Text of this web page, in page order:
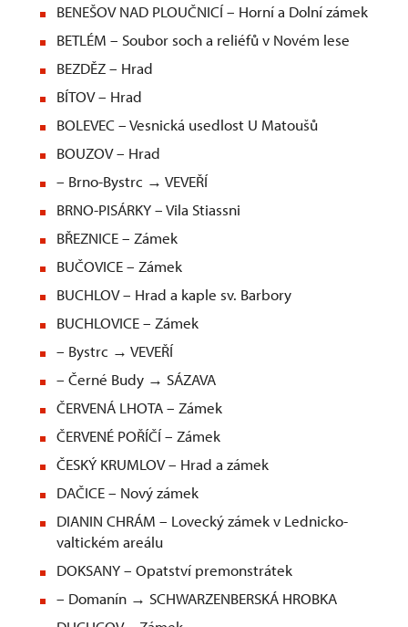
BENEŠOV NAD PLOUČNICÍ – Horní a Dolní zámek
BETLÉM – Soubor soch a reliéfů v Novém lese
BEZDĚZ – Hrad
BÍTOV – Hrad
BOLEVEC – Vesnická usedlost U Matoušů
BOUZOV – Hrad
– Brno-Bystrc → VEVEŘÍ
BRNO-PISÁRKY – Vila Stiassni
BŘEZNICE – Zámek
BUČOVICE – Zámek
BUCHLOV – Hrad a kaple sv. Barbory
BUCHLOVICE – Zámek
– Bystrc → VEVEŘÍ
– Černé Budy → SÁZAVA
ČERVENÁ LHOTA – Zámek
ČERVENÉ POŘÍČÍ – Zámek
ČESKÝ KRUMLOV – Hrad a zámek
DAČICE – Nový zámek
DIANIN CHRÁM – Lovecký zámek v Lednicko-
valtickém areálu
DOKSANY – Opatství premonstrátek
– Domanín → SCHWARZENBERSKÁ HROBKA